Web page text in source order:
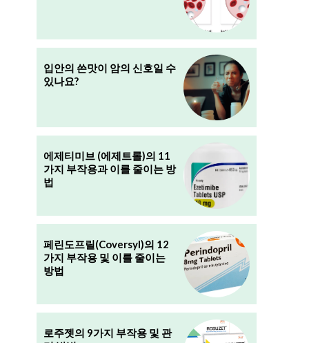
입안의 쓴맛이 암의 신호일 수
있나요?
에제티미브 (에제트롤)의 11
가지 부작용과 이를 줄이는 방
법
페린도프릴(Coversyl)의 12
가지 부작용 및 이를 줄이는
방법
로주젯의 9가지 부작용 및 관